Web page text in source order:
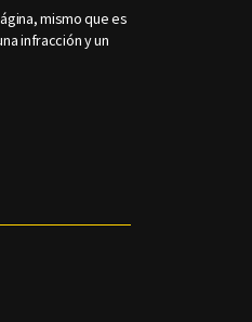
mismo que es
infracción y un